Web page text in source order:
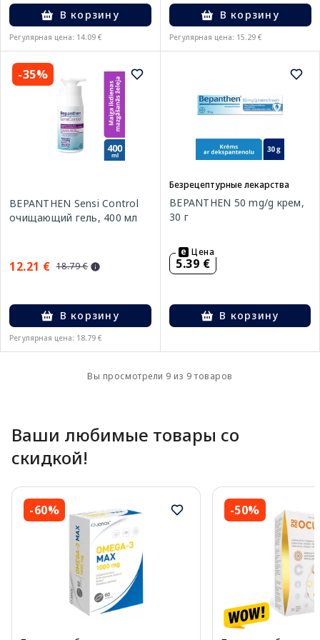
В корзину
Регулярная цена: 14.09 €
В корзину
Регулярная цена: 15.29 €
-35%
BEPANTHEN Sensi Control
очищающий гель, 400 мл
12.21 € 18.79 €
В корзину
Регулярная цена: 18.79 €
Безрецептурные лекарства
BEPANTHEN 50 mg/g крем,
30 г
Цена
5.39 €
В корзину
Вы просмотрели 9 из 9 товаров
Ваши любимые товары со
скидкой!
-60% -50%